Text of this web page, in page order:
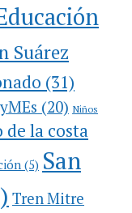
Suárez
(31)
(20) Niños
de la costa
(5) San
Tren Mitre